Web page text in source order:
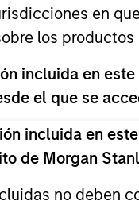
en
los productos
incluida en
el que se
incluida en
de Morgan
no deben
realized holdings),
owners. The
shown here, you
contained in any